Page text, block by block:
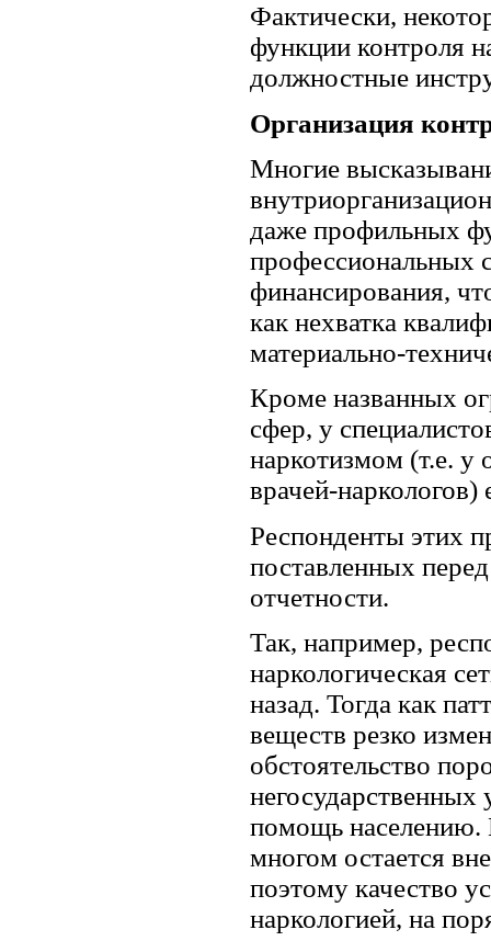
Фактически,
функции контроля
должностные
Организация
Многие
даже профильных
профессиональных
финансирования,
как нехватка
материально-
Кроме названных
сфер, у
наркотизмом (т.е. у
врачей-наркологов)
Респонденты этих
поставленных
отчетности.
Так, например,
наркологическая
назад. Тогда как
веществ резко
обстоятельство
помощь населению.
многом остается
поэтому качество
наркологией, на